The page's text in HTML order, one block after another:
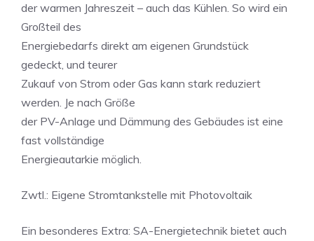
der warmen Jahreszeit – auch das Kühlen. So wird ein
Großteil des
Energiebedarfs direkt am eigenen Grundstück
gedeckt, und teurer
Zukauf von Strom oder Gas kann stark reduziert
werden. Je nach Größe
der PV-Anlage und Dämmung des Gebäudes ist eine
fast vollständige
Energieautarkie möglich.
Zwtl.: Eigene Stromtankstelle mit Photovoltaik
Ein besonderes Extra: SA-Energietechnik bietet auch